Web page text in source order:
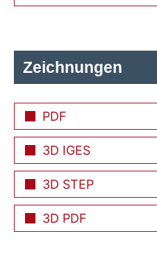
Zeichnungen
PDF
3D IGES
3D STEP
3D PDF